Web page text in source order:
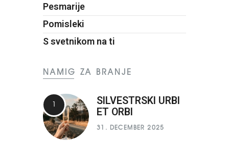
Pesmarije
Pomisleki
S svetnikom na ti
NAMIG ZA BRANJE
SILVESTRSKI URBI
ET ORBI
31. DECEMBER 2025